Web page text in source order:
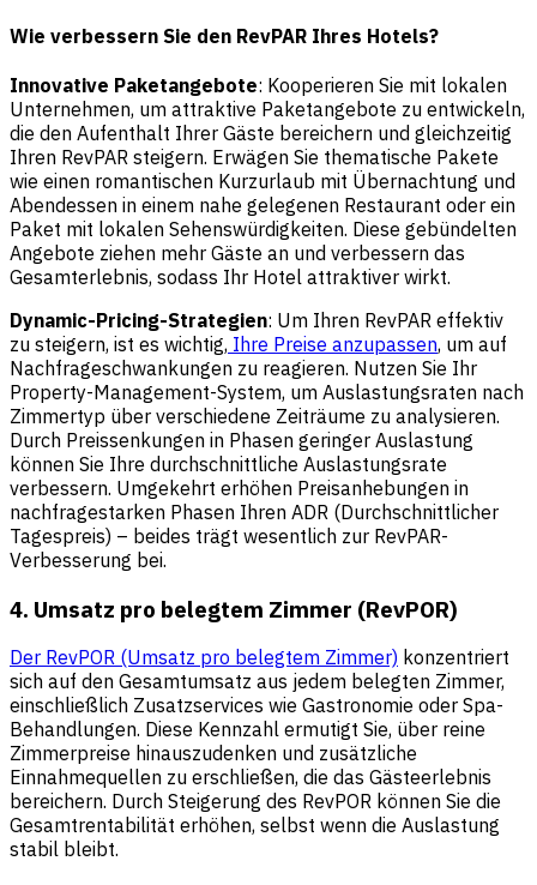
Wie verbessern Sie den RevPAR Ihres Hotels?
Innovative Paketangebote: Kooperieren Sie mit lokalen
Unternehmen, um attraktive Paketangebote zu entwickeln,
die den Aufenthalt Ihrer Gäste bereichern und gleichzeitig
Ihren RevPAR steigern. Erwägen Sie thematische Pakete
wie einen romantischen Kurzurlaub mit Übernachtung und
Abendessen in einem nahe gelegenen Restaurant oder ein
Paket mit lokalen Sehenswürdigkeiten. Diese gebündelten
Angebote ziehen mehr Gäste an und verbessern das
Gesamterlebnis, sodass Ihr Hotel attraktiver wirkt.
Dynamic-Pricing-Strategien: Um Ihren RevPAR effektiv
zu steigern, ist es wichtig, Ihre Preise anzupassen, um auf
Nachfrageschwankungen zu reagieren. Nutzen Sie Ihr
Property-Management-System, um Auslastungsraten nach
Zimmertyp über verschiedene Zeiträume zu analysieren.
Durch Preissenkungen in Phasen geringer Auslastung
können Sie Ihre durchschnittliche Auslastungsrate
verbessern. Umgekehrt erhöhen Preisanhebungen in
nachfragestarken Phasen Ihren ADR (Durchschnittlicher
Tagespreis) – beides trägt wesentlich zur RevPAR-
Verbesserung bei.
4. Umsatz pro belegtem Zimmer (RevPOR)
Der RevPOR (Umsatz pro belegtem Zimmer) konzentriert
sich auf den Gesamtumsatz aus jedem belegten Zimmer,
einschließlich Zusatzservices wie Gastronomie oder Spa-
Behandlungen. Diese Kennzahl ermutigt Sie, über reine
Zimmerpreise hinauszudenken und zusätzliche
Einnahmequellen zu erschließen, die das Gästeerlebnis
bereichern. Durch Steigerung des RevPOR können Sie die
Gesamtrentabilität erhöhen, selbst wenn die Auslastung
stabil bleibt.